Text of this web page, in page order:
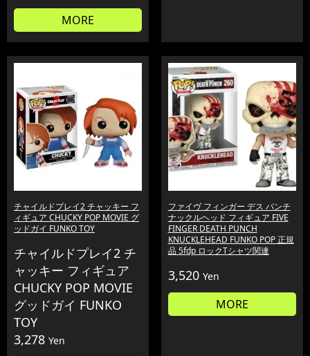
MORE
チャイルドプレイ2 チャッキー フ
ィギュア CHUCKY POP MOVIE グ
ッドガイ FUNKO TOY
チャイルドプレイ2 チ
ャッキー フィギュア
CHUCKY POP MOVIE
グッドガイ FUNKO
TOY
3,278 Yen
ファイヴ フィンガー デス パンチ
ナックルヘッド フィギュア FIVE
FINGER DEATH PUNCH
KNUCKLEHEAD FUNKO POP 正規
品 5fdp ロックTシャツ関連
3,520 Yen
MORE